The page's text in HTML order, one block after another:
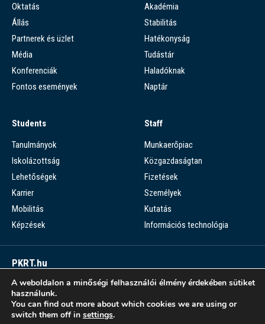
Oktatás
Állás
Partnerek és üzlet
Média
Konferenciák
Fontos események
Akadémia
Stabilitás
Hatékonyság
Tudástár
Haladóknak
Naptár
Students
Tanulmányok
Iskolázottság
Lehetőségek
Karrier
Mobilitás
Képzések
Staff
Munkaerőpiac
Közgazdaságtan
Fizetések
Személyek
Kutatás
Információs technológia
PKRT.hu
Piaci Kérdések Részletes Tára
PKRT >
A weboldalon a minőségi felhasználói élmény érdekében sütiket
használunk.
You can find out more about which cookies we are using or
switch them off in settings.